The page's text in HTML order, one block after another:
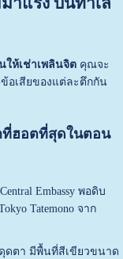
ให้เช่าเพลินจิตคุณจะ
อเสียของแต่ละตึกกัน
ที่ฮอตที่สุดในตอน
Embassy พอดิบ
Tatemono จาก
ดตา มีพื้นที่สีเขียวขนาด